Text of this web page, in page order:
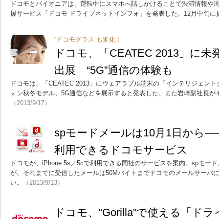
ドコモとパイオニアは、運転中にスマホへ話しかけることで渋滞情報や
援サービス「ドコモ ドライブネットインフォ」を発表した。12月中旬に
“ドコモグラス”も進化：
ドコモ、「CEATEC 2013」に未
出展 “5G”通信の体験も
ドコモは、「CEATEC 2013」にウェアラブル端末の「インテリジェン
ォン秋冬モデル、5G通信などを展示すると発表した。また岩崎副社長
（2013/9/17）
spモードメールは10月1日から
利用できるドコモサービス
ドコモが、iPhone 5s／5cで利用できる同社のサービスを案内。spモー
が、それまでに受信したメールは50Mバイトまでドコモのメールサーバ
い。
（2013/9/13）
ドコモ、“Gorilla”で使える「ド